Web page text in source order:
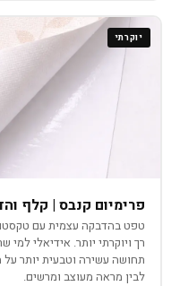
יוקרתי
פרימיום קנבס | קלף
טפט בהדבקה עצמית עם
רך ויוקרתי יותר. אידיאלי
תחושה עשירה וטבעית יותר על
לבין מראה מעוצב ומרשים.